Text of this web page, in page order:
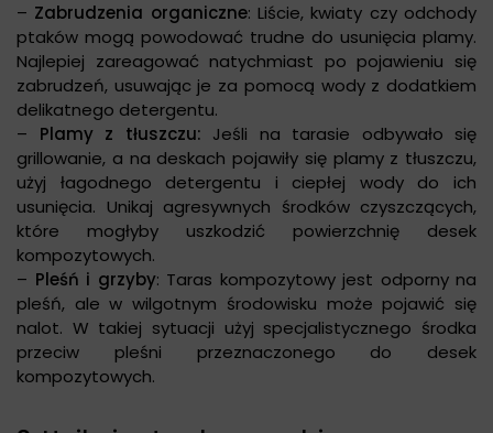
– Zabrudzenia organiczne: Liście, kwiaty czy odchody
ptaków mogą powodować trudne do usunięcia plamy.
Najlepiej zareagować natychmiast po pojawieniu się
zabrudzeń, usuwając je za pomocą wody z dodatkiem
delikatnego detergentu.
– Plamy z tłuszczu: Jeśli na tarasie odbywało się
grillowanie, a na deskach pojawiły się plamy z tłuszczu,
użyj łagodnego detergentu i ciepłej wody do ich
usunięcia. Unikaj agresywnych środków czyszczących,
które mogłyby uszkodzić powierzchnię desek
kompozytowych.
– Pleśń i grzyby: Taras kompozytowy jest odporny na
pleśń, ale w wilgotnym środowisku może pojawić się
nalot. W takiej sytuacji użyj specjalistycznego środka
przeciw pleśni przeznaczonego do desek
kompozytowych.